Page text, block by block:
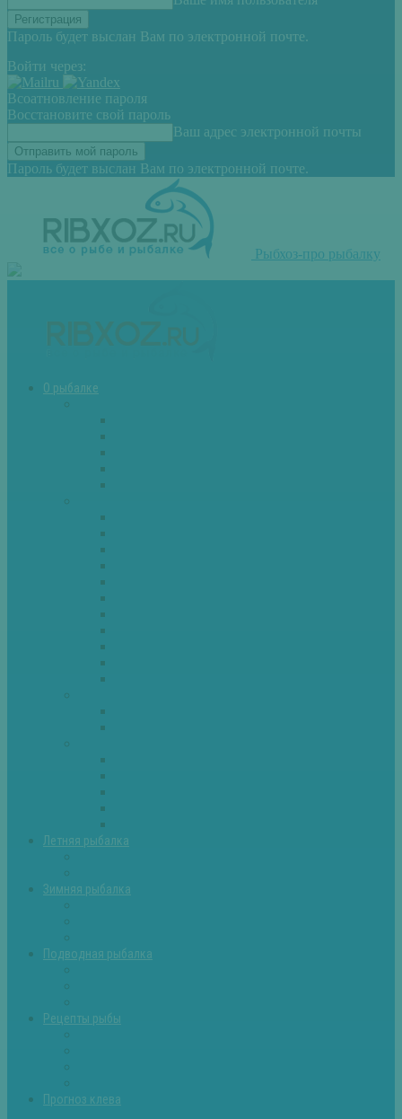
Пароль будет выслан Вам по электронной почте.
Войти через:
Всоатновление пароля
Восстановите свой пароль
Ваш адрес электронной почты
Пароль будет выслан Вам по электронной почте.
Рыбхоз-про рыбалку
О рыбалке
Летняя рыбалка
Зимняя рыбалка
Подводная рыбалка
Рецепты рыбы
Прогноз клева